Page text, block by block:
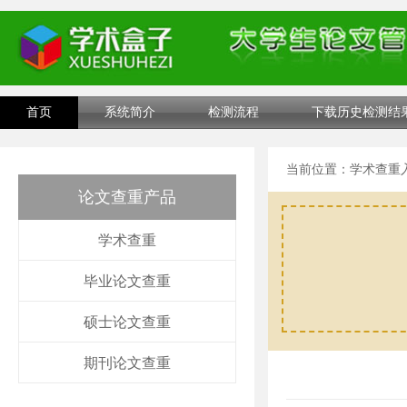
首页 系统简介 检测流程 下载历史检测结
论文查重产品
学术查重
毕业论文查重
硕士论文查重
期刊论文查重
当前位置： 学术查重